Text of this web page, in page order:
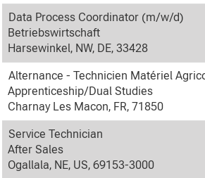
Data Process Coordinator (m/w/d)
Betriebswirtschaft
Harsewinkel, NW, DE, 33428
Alternance - Technicien Matériel
Apprenticeship/Dual Studies
Charnay Les Macon, FR, 71850
Service Technician
After Sales
Ogallala, NE, US, 69153-3000